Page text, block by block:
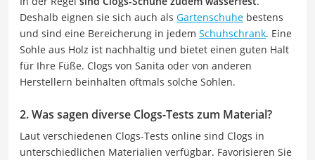
Deshalb eignen sie sich auch als Gartenschuhe bestens
und sind eine Bereicherung in jedem Schuhschrank. Eine
Sohle aus Holz ist nachhaltig und bietet einen guten Halt
für Ihre Füße. Clogs von Sanita oder von anderen
Herstellern beinhalten oftmals solche Sohlen.
2. Was sagen diverse Clogs-Tests zum Material?
Laut verschiedenen Clogs-Tests online sind Clogs in
unterschiedlichen Materialien verfügbar. Favorisieren Sie